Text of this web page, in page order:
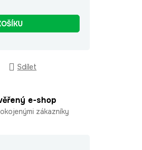
Sdílet
e-shop
zákazníky